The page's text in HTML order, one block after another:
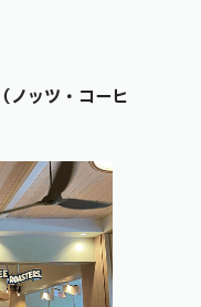
ノッツ・コーヒ